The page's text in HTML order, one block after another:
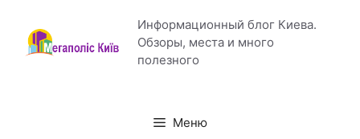
содержимому
Информационный блог Киева.
Обзоры, места и много
полезного
Меню